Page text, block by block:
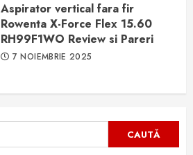
Aspirator vertical fara fir
Rowenta X-Force Flex 15.60
RH99F1WO Review si Pareri
7 NOIEMBRIE 2025